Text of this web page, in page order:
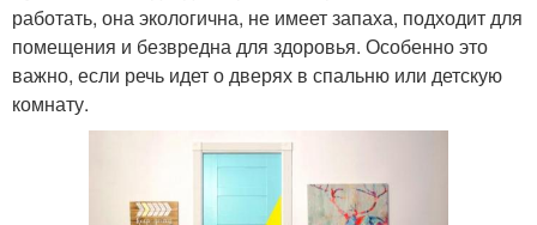
работать, она экологична, не имеет запаха, подходит для
помещения и безвредна для здоровья. Особенно это
важно, если речь идет о дверях в спальню или детскую
комнату.